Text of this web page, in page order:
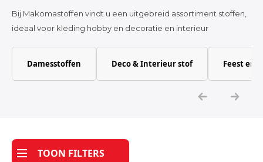
Katoen
Tijdpakker stof
Bij Makomastoffen vindt u een uitgebreid assortiment stoffen,
ideaal voor kleding hobby en decoratie en interieur
Damesstoffen Deco & Interieur stof Feest en
TOON FILTERS